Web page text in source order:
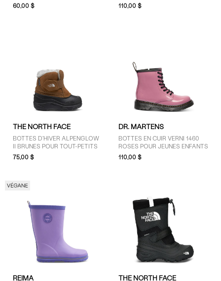
ENFANTS
60,00 $
ENFANTS
110,00 $
THE NORTH FACE
BOTTES D'HIVER ALPENGLOW
II BRUNES POUR TOUT-PETITS
75,00 $
DR. MARTENS
BOTTES EN CUIR VERNI 1460
ROSES POUR JEUNES ENFANTS
110,00 $
REIMA THE NORTH FACE